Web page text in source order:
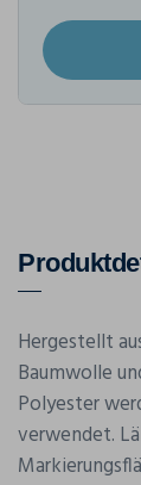
Hergestellt
Baumwolle
Polyester
verwendet.